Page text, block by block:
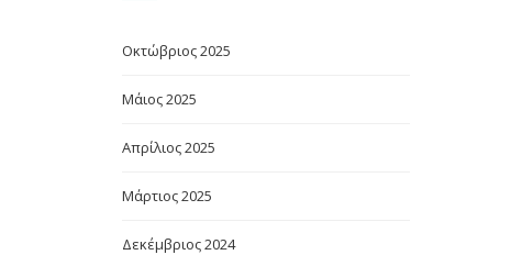
Οκτώβριος 2025
Μάιος 2025
Απρίλιος 2025
Μάρτιος 2025
Δεκέμβριος 2024